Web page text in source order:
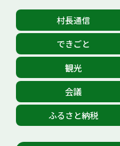
観光・イベント情報
あかいがわ広報
お問い合せ
村長通信
できごと
観光
会議
ふるさと納税